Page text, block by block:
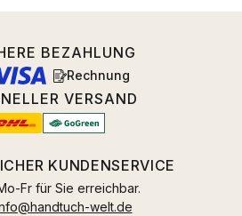
BEZAHLUNG
Rechnung
VERSAND
KUNDENSERVICE
Fr für Sie erreichbar.
welt.de